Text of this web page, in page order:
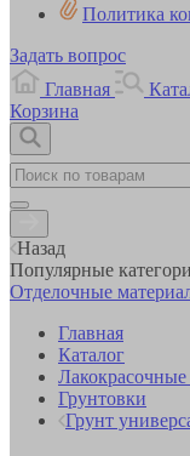
Политика
Задать вопрос
Главная
Корзина
Назад
Популярные
Отделочные
Главная
Каталог
Грунтовки
Грунт